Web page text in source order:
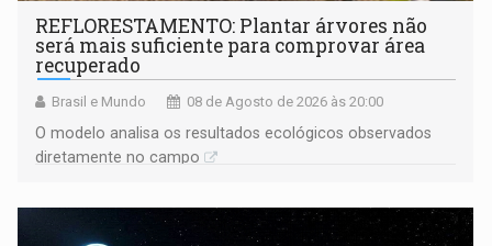
REFLORESTAMENTO: Plantar árvores não
será mais suficiente para comprovar área
recuperado
Brasil e Mundo 08 de Agosto de 2026 às 20:00
O modelo analisa os resultados ecológicos observados
diretamente no campo